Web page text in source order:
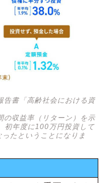
書「高齢社会における資
収益率（リターン）を示
初年度に100万円投資して
たということになりま